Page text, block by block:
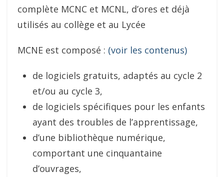
complète MCNC et MCNL, d’ores et déjà
utilisés au collège et au Lycée
MCNE est composé : (voir les contenus)
de logiciels gratuits, adaptés au cycle 2
et/ou au cycle 3,
de logiciels spécifiques pour les enfants
ayant des troubles de l’apprentissage,
d’une bibliothèque numérique,
comportant une cinquantaine
d’ouvrages,